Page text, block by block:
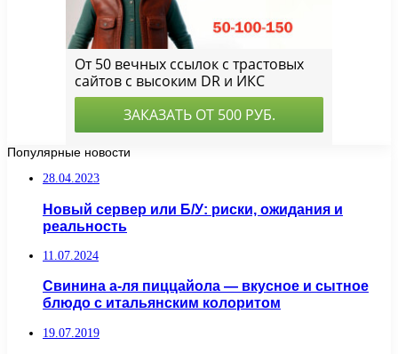
Популярные новости
28.04.2023
Новый сервер или Б/У: риски, ожидания и
реальность
11.07.2024
Свинина а-ля пиццайола — вкусное и сытное
блюдо с итальянским колоритом
19.07.2019